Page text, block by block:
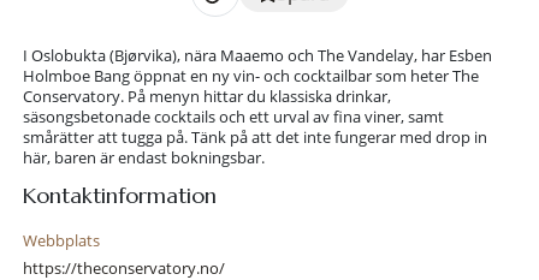
I Oslobukta (Bjørvika), nära Maaemo och The Vandelay, har Esben
Holmboe Bang öppnat en ny vin- och cocktailbar som heter The
Conservatory. På menyn hittar du klassiska drinkar,
säsongsbetonade cocktails och ett urval av fina viner, samt
smårätter att tugga på. Tänk på att det inte fungerar med drop in
här, baren är endast bokningsbar.
Kontaktinformation
Webbplats
https://theconservatory.no/